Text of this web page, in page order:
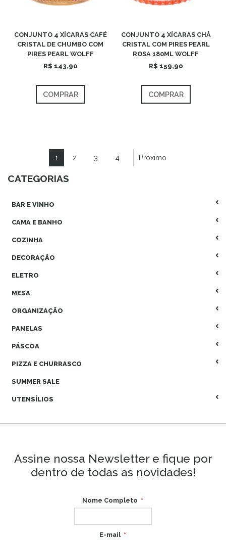
CATEGORIAS
BAR E VINHO
CAMA E BANHO
COZINHA
DECORAÇÃO
ELETRO
MESA
ORGANIZAÇÃO
PANELAS
PÁSCOA
PIZZA E CHURRASCO
SUMMER SALE
UTENSÍLIOS
CONJUNTO 4 XÍCARAS CAFÉ
CRISTAL DE CHUMBO COM
PIRES PEARL WOLFF
R$ 143,90
COMPRAR
CONJUNTO 4 XÍCARAS CHÁ
CRISTAL COM PIRES PEARL
ROSA 180ML WOLFF
R$ 159,90
COMPRAR
1 2 3 4 Próximo
Assine nossa Newsletter e fique por
dentro de todas as novidades!
Nome Completo
E-mail